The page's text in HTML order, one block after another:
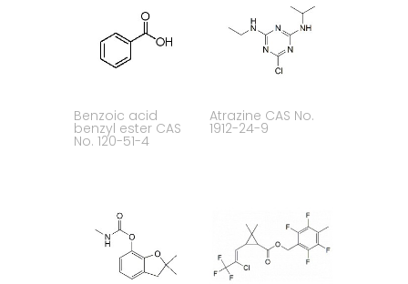
Benzoic acid
benzyl ester CAS
No. 120-51-4
Atrazine CAS No.
1912-24-9